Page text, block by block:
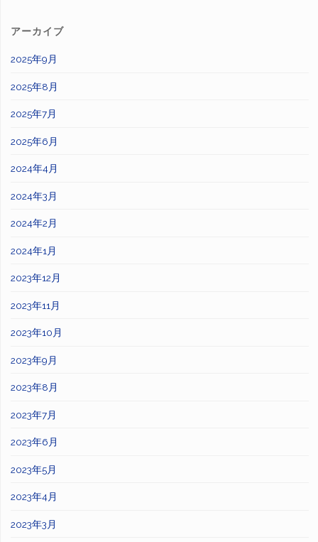
アーカイブ
2025年9月
2025年8月
2025年7月
2025年6月
2024年4月
2024年3月
2024年2月
2024年1月
2023年12月
2023年11月
2023年10月
2023年9月
2023年8月
2023年7月
2023年6月
2023年5月
2023年4月
2023年3月